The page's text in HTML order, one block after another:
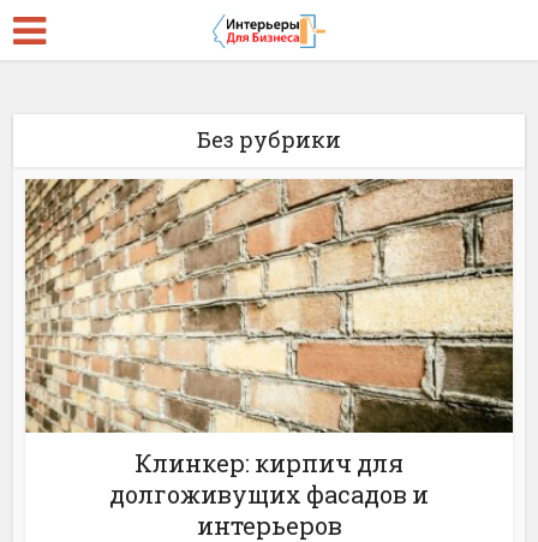
Без рубрики
Клинкер: кирпич для
долгоживущих фасадов и
интерьеров